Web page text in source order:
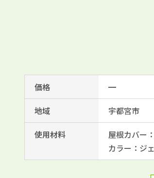
価格 ━
地域 宇都宮市
使用材料
屋根カバー
カラー：ジ